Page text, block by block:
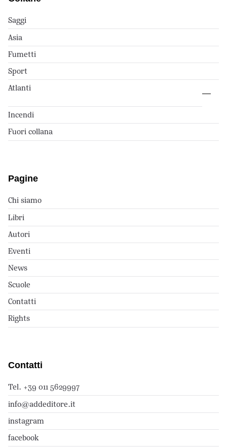
Saggi
Asia
Fumetti
Sport
Atlanti
Incendi
Fuori collana
Pagine
Chi siamo
Libri
Autori
Eventi
News
Scuole
Contatti
Rights
Contatti
Tel. +39 011 5629997
info@addeditore.it
instagram
facebook